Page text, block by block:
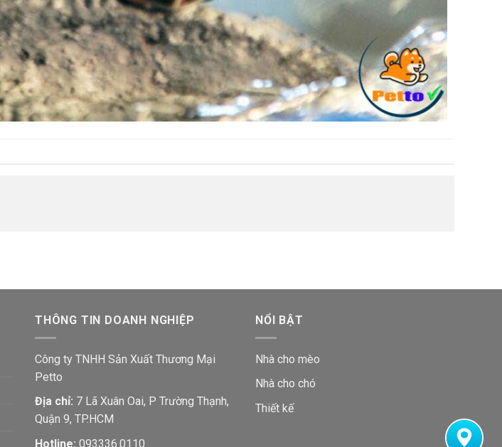
THÔNG TIN DOANH NGHIỆP
Công ty TNHH Sản Xuất Thương Mại
Petto
Địa chỉ: 7 Lã Xuân Oai, P Trường Thạnh,
Quận 9, TP.HCM
Hotline: 093336.0110
NỔI BẬT
Nhà cho mèo
Nhà cho chó
Thiết kế